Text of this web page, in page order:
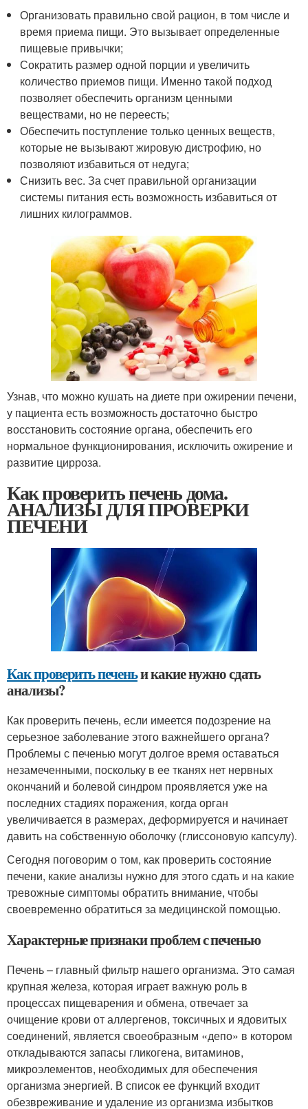
Организовать правильно свой рацион, в том числе и
время приема пищи. Это вызывает определенные
пищевые привычки;
Сократить размер одной порции и увеличить
количество приемов пищи. Именно такой подход
позволяет обеспечить организм ценными
веществами, но не переесть;
Обеспечить поступление только ценных веществ,
которые не вызывают жировую дистрофию, но
позволяют избавиться от недуга;
Снизить вес. За счет правильной организации
системы питания есть возможность избавиться от
лишних килограммов.
Узнав, что можно кушать на диете при ожирении печени,
у пациента есть возможность достаточно быстро
восстановить состояние органа, обеспечить его
нормальное функционирования, исключить ожирение и
развитие цирроза.
Как проверить печень дома.
АНАЛИЗЫ ДЛЯ ПРОВЕРКИ
ПЕЧЕНИ
Как проверить печеньи какие нужно сдать
анализы?
Как проверить печень, если имеется подозрение на
серьезное заболевание этого важнейшего органа?
Проблемы с печенью могут долгое время оставаться
незамеченными, поскольку в ее тканях нет нервных
окончаний и болевой синдром проявляется уже на
последних стадиях поражения, когда орган
увеличивается в размерах, деформируется и начинает
давить на собственную оболочку (глиссоновую капсулу).
Сегодня поговорим о том, как проверить состояние
печени, какие анализы нужно для этого сдать и на какие
тревожные симптомы обратить внимание, чтобы
своевременно обратиться за медицинской помощью.
Характерные признаки проблем с печенью
Печень – главный фильтр нашего организма. Это самая
крупная железа, которая играет важную роль в
процессах пищеварения и обмена, отвечает за
очищение крови от аллергенов, токсичных и ядовитых
соединений, является своеобразным «депо» в котором
откладываются запасы гликогена, витаминов,
микроэлементов, необходимых для обеспечения
организма энергией. В список ее функций входит
обезвреживание и удаление из организма избытков